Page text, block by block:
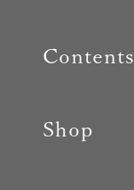
Contents
Shop